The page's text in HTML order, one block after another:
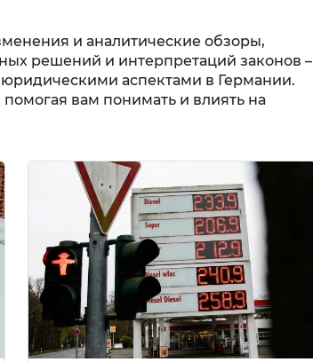
и аналитические обзоры,
решений и интерпретаций законов –
аспектами в Германии.
вам понимать и влиять на